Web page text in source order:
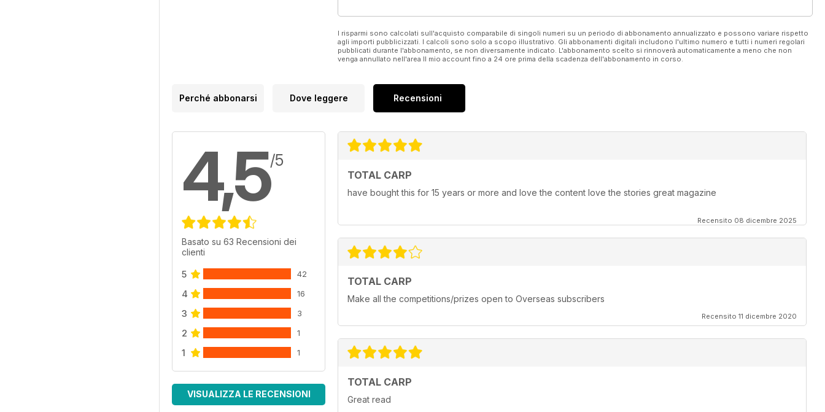
I risparmi sono calcolati sull'acquisto comparabile di singoli numeri su un periodo di abbonamento annualizzato e possono variare rispetto
agli importi pubblicizzati. I calcoli sono solo a scopo illustrativo. Gli abbonamenti digitali includono l'ultimo numero e tutti i numeri regolari
pubblicati durante l'abbonamento, se non diversamente indicato. L'abbonamento scelto si rinnoverà automaticamente a meno che non
venga annullato nell'area Il mio account fino a 24 ore prima della scadenza dell'abbonamento in corso.
Perché abbonarsi Dove leggere Recensioni
4,5/5
Basato su 63 Recensioni dei
clienti
5 42
4 16
3 3
2 1
1 1
VISUALIZZA LE RECENSIONI
TOTAL CARP
have bought this for 15 years or more and love the content love the stories great magazine
Recensito 08 dicembre 2025
TOTAL CARP
Make all the competitions/prizes open to Overseas subscribers
Recensito 11 dicembre 2020
TOTAL CARP
Great read